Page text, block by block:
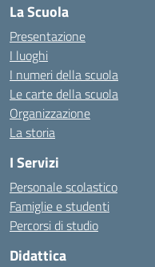
La Scuola
Presentazione
I luoghi
I numeri della scuola
Le carte della scuola
Organizzazione
La storia
I Servizi
Personale scolastico
Famiglie e studenti
Percorsi di studio
Didattica